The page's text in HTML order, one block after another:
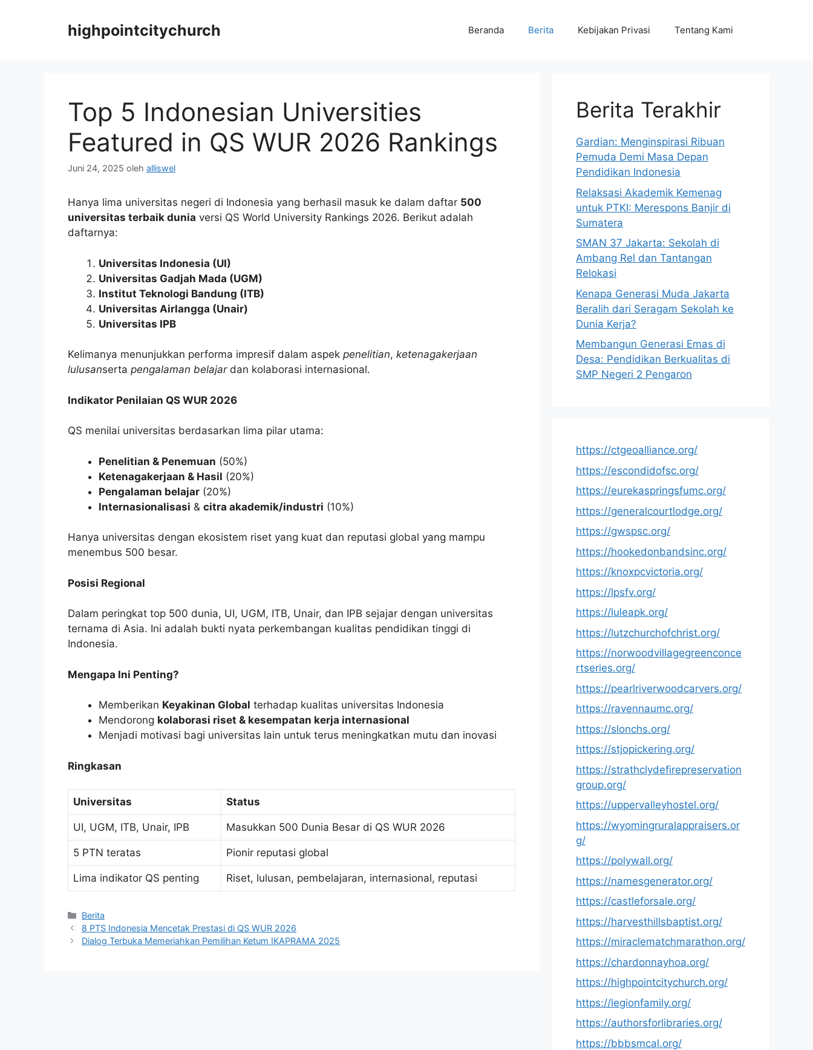
highpointcitychurch Beranda Berita Kebijakan Privasi Tentang Kami
Top 5 Indonesian Universities
Featured in QS WUR 2026 Rankings
Juni 24, 2025 oleh alliswel
Hanya lima universitas negeri di Indonesia yang berhasil masuk ke dalam daftar 500
universitas terbaik dunia versi QS World University Rankings 2026. Berikut adalah
daftarnya:
Universitas Indonesia (UI)
Universitas Gadjah Mada (UGM)
Institut Teknologi Bandung (ITB)
Universitas Airlangga (Unair)
Universitas IPB
Kelimanya menunjukkan performa impresif dalam aspek penelitian, ketenagakerjaan
lulusanserta pengalaman belajardan kolaborasi internasional.
Indikator Penilaian QS WUR 2026
QS menilai universitas berdasarkan lima pilar utama:
Penelitian & Penemuan (50%)
Ketenagakerjaan & Hasil (20%)
Pengalaman belajar (20%)
Internasionalisasi & citra akademik/industri (10%)
Hanya universitas dengan ekosistem riset yang kuat dan reputasi global yang mampu
menembus 500 besar.
Posisi Regional
Dalam peringkat top 500 dunia, UI, UGM, ITB, Unair, dan IPB sejajar dengan universitas
ternama di Asia. Ini adalah bukti nyata perkembangan kualitas pendidikan tinggi di
Indonesia.
Mengapa Ini Penting?
Memberikan Keyakinan Global terhadap kualitas universitas Indonesia
Mendorong kolaborasi riset & kesempatan kerja internasional
Menjadi motivasi bagi universitas lain untuk terus meningkatkan mutu dan inovasi
Ringkasan
Universitas Status
UI, UGM, ITB, Unair, IPB Masukkan 500 Dunia Besar di QS WUR 2026
5 PTN teratas Pionir reputasi global
Lima indikator QS penting Riset, lulusan, pembelajaran, internasional, reputasi
Kategori
Berita
8 PTS Indonesia Mencetak Prestasi di QS WUR 2026
Dialog Terbuka Memeriahkan Pemilihan Ketum IKAPRAMA 2025
Berita Terakhir
Gardian: Menginspirasi Ribuan
Pemuda Demi Masa Depan
Pendidikan Indonesia
Relaksasi Akademik Kemenag
untuk PTKI: Merespons Banjir di
Sumatera
SMAN 37 Jakarta: Sekolah di
Ambang Rel dan Tantangan
Relokasi
Kenapa Generasi Muda Jakarta
Beralih dari Seragam Sekolah ke
Dunia Kerja?
Membangun Generasi Emas di
Desa: Pendidikan Berkualitas di
SMP Negeri 2 Pengaron
https://ctgeoalliance.org/
https://escondidofsc.org/
https://eurekaspringsfumc.org/
https://generalcourtlodge.org/
https://gwspsc.org/
https://hookedonbandsinc.org/
https://knoxpcvictoria.org/
https://lpsfv.org/
https://luleapk.org/
https://lutzchurchofchrist.org/
https://norwoodvillagegreenconce
rtseries.org/
https://pearlriverwoodcarvers.org/
https://ravennaumc.org/
https://slonchs.org/
https://stjopickering.org/
https://strathclydefirepreservation
group.org/
https://uppervalleyhostel.org/
https://wyomingruralappraisers.or
g/
https://polywall.org/
https://namesgenerator.org/
https://castleforsale.org/
https://harvesthillsbaptist.org/
https://miraclematchmarathon.org/
https://chardonnayhoa.org/
https://highpointcitychurch.org/
https://legionfamily.org/
https://authorsforlibraries.org/
https://bbbsmcal.org/